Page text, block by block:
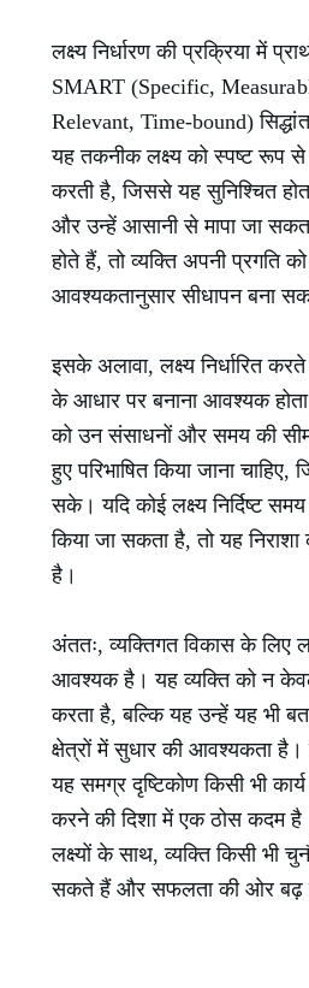
लक्ष्य निर्धारण की प्रक्रिया में
SMART (Specific,
Relevant, Time-bound)
यह तकनीक लक्ष्य को स्पष्ट रूप से
करती है, जिससे यह सुनिश्चित
और उन्हें आसानी से मापा जा
होते हैं, तो व्यक्ति अपनी
आवश्यकतानुसार सीधापन बना
इसके अलावा, लक्ष्य निर्धारित
के आधार पर बनाना आवश्यक
को उन संसाधनों और समय की
हुए परिभाषित किया जाना चाहिए,
सके। यदि कोई लक्ष्य निर्दिष्ट समय
किया जा सकता है, तो यह
है।
अंततः, व्यक्तिगत विकास के लिए
आवश्यक है। यह व्यक्ति को न
करता है, बल्कि यह उन्हें यह भी
क्षेत्रों में सुधार की आवश्यकता है।
यह समग्र दृष्टिकोण किसी भी
करने की दिशा में एक ठोस कदम
लक्ष्यों के साथ, व्यक्ति किसी भी
सकते हैं और सफलता की ओर बढ़